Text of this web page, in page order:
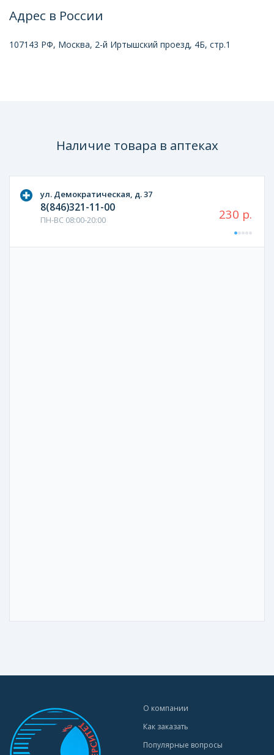
Адрес в России
107143 РФ, Москва, 2-й Иртышский проезд, 4Б, стр.1
Наличие товара в аптеках
ул. Демократическая, д. 37
8(846)321-11-00
ПН-ВС 08:00-20:00 230 р.
О компании
Как заказать
Популярные вопросы